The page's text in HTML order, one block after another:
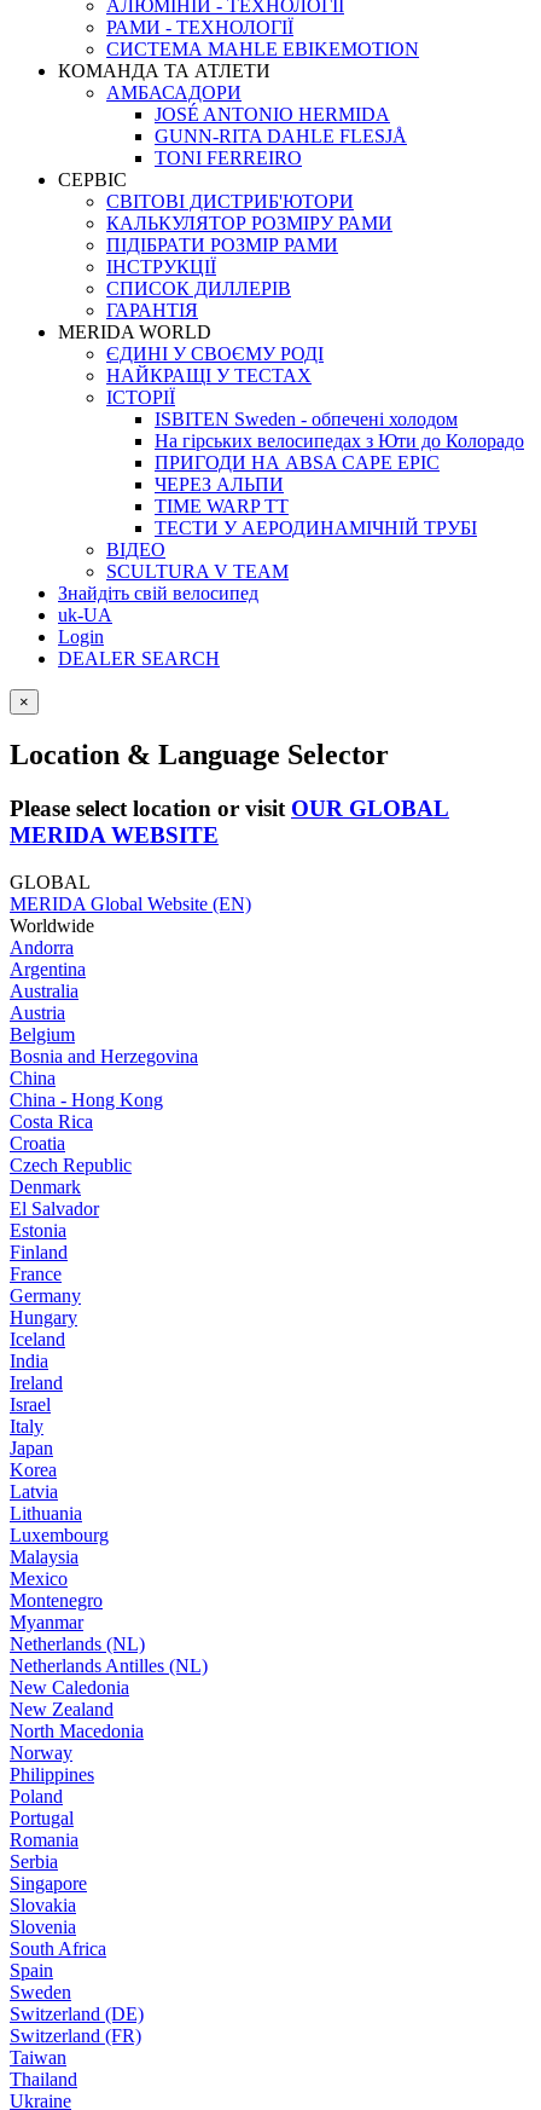
АЛЮМІНІЙ - ТЕХНОЛОГІЇ
РАМИ - ТЕХНОЛОГІЇ
СИСТЕМА MAHLE EBIKEMOTION
КОМАНДА ТА АТЛЕТИ
АМБАСАДОРИ
JOSÉ ANTONIO HERMIDA
GUNN-RITA DAHLE FLESJÅ
TONI FERREIRO
СЕРВІС
СВІТОВІ ДИСТРИБ'ЮТОРИ
КАЛЬКУЛЯТОР РОЗМIРУ РАМИ
ПІДІБРАТИ РОЗМІР РАМИ
IНСТРУКЦIЇ
СПИСОК ДИЛЛЕРІВ
ГАРАНТIЯ
MERIDA WORLD
ЄДИНI У СВОЄМУ РОДI
НАЙКРАЩІ У ТЕСТАХ
ІСТОРІЇ
ISBITEN Sweden - обпечені холодом
На гірських велосипедах з Юти до Колорадо
ПРИГОДИ НА ABSA CAPE EPIC
ЧЕРЕЗ АЛЬПИ
TIME WARP TT
ТЕСТИ У АЕРОДИНАМІЧНІЙ ТРУБІ
ВІДЕО
SCULTURA V TEAM
Знайдіть свій велосипед
uk-UA
Login
DEALER SEARCH
×
Location & Language Selector
Please select location or visit OUR GLOBAL
MERIDA WEBSITE
GLOBAL
MERIDA Global Website (EN)
Worldwide
Andorra
Argentina
Australia
Austria
Belgium
Bosnia and Herzegovina
China
China - Hong Kong
Costa Rica
Croatia
Czech Republic
Denmark
El Salvador
Estonia
Finland
France
Germany
Hungary
Iceland
India
Ireland
Israel
Italy
Japan
Korea
Latvia
Lithuania
Luxembourg
Malaysia
Mexico
Montenegro
Myanmar
Netherlands (NL)
Netherlands Antilles (NL)
New Caledonia
New Zealand
North Macedonia
Norway
Philippines
Poland
Portugal
Romania
Serbia
Singapore
Slovakia
Slovenia
South Africa
Spain
Sweden
Switzerland (DE)
Switzerland (FR)
Taiwan
Thailand
Ukraine